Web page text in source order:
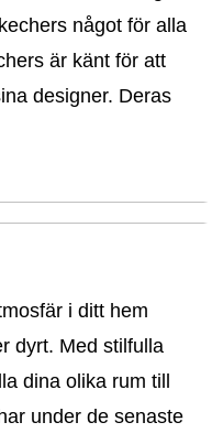
något för alla
är känt för att
designer. Deras
i ditt hem
dyrt. Med stilfulla
dina olika rum till
under de senaste